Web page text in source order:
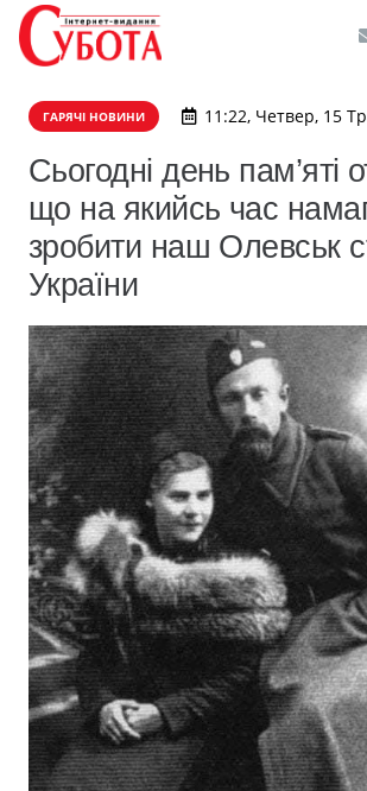
ГАРЯЧІ НОВИНИ 11:22, Четвер, 15
Сьогодні день пам’яті
що на якийсь час
зробити наш Олевськ
України